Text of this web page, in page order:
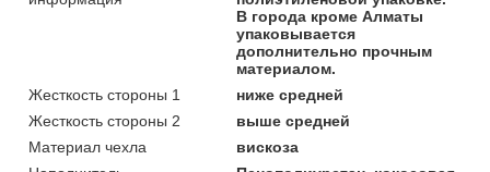
В города кроме Алматы
упаковывается
дополнительно прочным
материалом.
Жесткость стороны 1
ниже средней
Жесткость стороны 2
выше средней
Материал чехла
вискоза